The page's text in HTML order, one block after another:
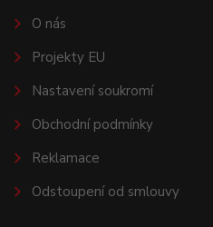
O nás
Projekty EU
Nastavení soukromí
Obchodní podmínky
Reklamace
Odstoupení od smlouvy